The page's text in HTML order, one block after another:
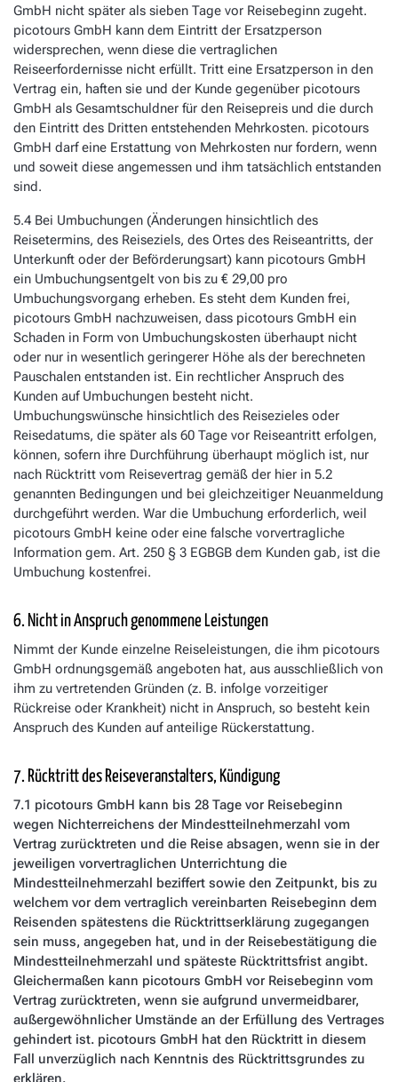
GmbH nicht später als sieben Tage vor Reisebeginn zugeht.
picotours GmbH kann dem Eintritt der Ersatzperson
widersprechen, wenn diese die vertraglichen
Reiseerfordernisse nicht erfüllt. Tritt eine Ersatzperson in den
Vertrag ein, haften sie und der Kunde gegenüber picotours
GmbH als Gesamtschuldner für den Reisepreis und die durch
den Eintritt des Dritten entstehenden Mehrkosten. picotours
GmbH darf eine Erstattung von Mehrkosten nur fordern, wenn
und soweit diese angemessen und ihm tatsächlich entstanden
sind.
5.4 Bei Umbuchungen (Änderungen hinsichtlich des
Reisetermins, des Reiseziels, des Ortes des Reiseantritts, der
Unterkunft oder der Beförderungsart) kann picotours GmbH
ein Umbuchungsentgelt von bis zu € 29,00 pro
Umbuchungsvorgang erheben. Es steht dem Kunden frei,
picotours GmbH nachzuweisen, dass picotours GmbH ein
Schaden in Form von Umbuchungskosten überhaupt nicht
oder nur in wesentlich geringerer Höhe als der berechneten
Pauschalen entstanden ist. Ein rechtlicher Anspruch des
Kunden auf Umbuchungen besteht nicht.
Umbuchungswünsche hinsichtlich des Reisezieles oder
Reisedatums, die später als 60 Tage vor Reiseantritt erfolgen,
können, sofern ihre Durchführung überhaupt möglich ist, nur
nach Rücktritt vom Reisevertrag gemäß der hier in 5.2
genannten Bedingungen und bei gleichzeitiger Neuanmeldung
durchgeführt werden. War die Umbuchung erforderlich, weil
picotours GmbH keine oder eine falsche vorvertragliche
Information gem. Art. 250 § 3 EGBGB dem Kunden gab, ist die
Umbuchung kostenfrei.
6. Nicht in Anspruch genommene Leistungen
Nimmt der Kunde einzelne Reiseleistungen, die ihm picotours
GmbH ordnungsgemäß angeboten hat, aus ausschließlich von
ihm zu vertretenden Gründen (z. B. infolge vorzeitiger
Rückreise oder Krankheit) nicht in Anspruch, so besteht kein
Anspruch des Kunden auf anteilige Rückerstattung.
7. Rücktritt des Reiseveranstalters, Kündigung
7.1 picotours GmbH kann bis 28 Tage vor Reisebeginn
wegen Nichterreichens der Mindestteilnehmerzahl vom
Vertrag zurücktreten und die Reise absagen, wenn sie in der
jeweiligen vorvertraglichen Unterrichtung die
Mindestteilnehmerzahl beziffert sowie den Zeitpunkt, bis zu
welchem vor dem vertraglich vereinbarten Reisebeginn dem
Reisenden spätestens die Rücktrittserklärung zugegangen
sein muss, angegeben hat, und in der Reisebestätigung die
Mindestteilnehmerzahl und späteste Rücktrittsfrist angibt.
Gleichermaßen kann picotours GmbH vor Reisebeginn vom
Vertrag zurücktreten, wenn sie aufgrund unvermeidbarer,
außergewöhnlicher Umstände an der Erfüllung des Vertrages
gehindert ist. picotours GmbH hat den Rücktritt in diesem
Fall unverzüglich nach Kenntnis des Rücktrittsgrundes zu
erklären.